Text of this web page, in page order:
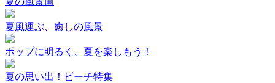
夏風運ぶ、癒しの風景
ポップに明るく、夏を楽しもう！
夏の思い出！ビーチ特集